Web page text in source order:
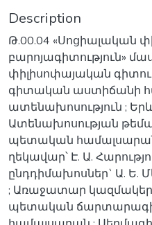
Description
Թ.00.04 «Սոցիալական
բարոյագիտություն»
փիլիսոփայական
գիտական աստիճանի
ատենախոսություն ;
Ատենախոսության
պետական
ղեկավար՝ Է. Ա.
ընդդիմախոսներ` Ա. Ե.
; Առաջատար
պետական